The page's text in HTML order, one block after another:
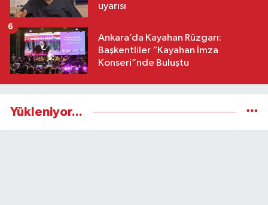
uyarısı
Ankara’da Kayahan Rüzgarı:
Başkentliler “Kayahan İmza
Konseri”nde Buluştu
6
Yükleniyor...